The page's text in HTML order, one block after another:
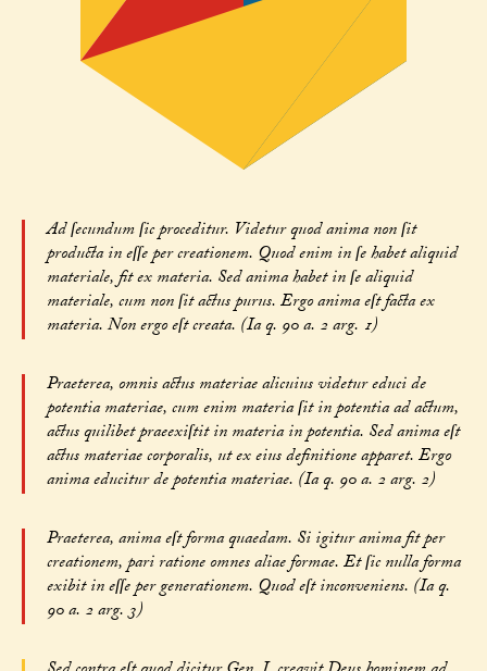
Ad ſecundum ſic proceditur. Videtur quod anima non ſit
producta in eſſe per creationem. Quod enim in ſe habet aliquid
materiale, fit ex materia. Sed anima habet in ſe aliquid
materiale, cum non ſit actus purus. Ergo anima eſt facta ex
materia. Non ergo eſt creata. (Ia q. 90 a. 2 arg. 1)
Praeterea, omnis actus materiae alicuius videtur educi de
potentia materiae, cum enim materia ſit in potentia ad actum,
actus quilibet praeexiſtit in materia in potentia. Sed anima eſt
actus materiae corporalis, ut ex eius definitione apparet. Ergo
anima educitur de potentia materiae. (Ia q. 90 a. 2 arg. 2)
Praeterea, anima eſt forma quaedam. Si igitur anima fit per
creationem, pari ratione omnes aliae formae. Et ſic nulla forma
exibit in eſſe per generationem. Quod eſt inconveniens. (Ia q.
90 a. 2 arg. 3)